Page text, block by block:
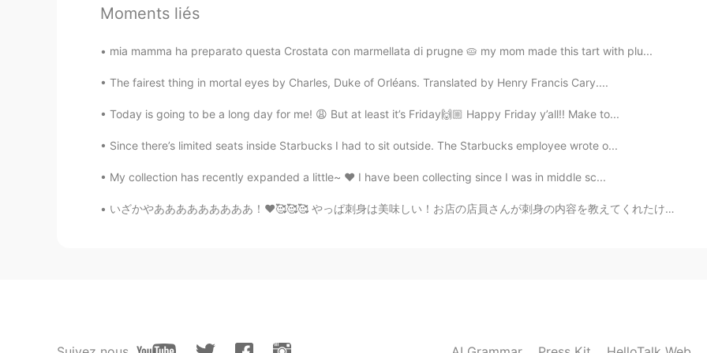
JP EN
We call it カルピス in Japan 😃
もなかmonaka 2020.08.06 14:35
JP
はるちゃん 2020.08.06 14:33
Moments liés
mia mamma ha preparato questa Crostata con marmellata di prugne 🥧 my mom made this tart with plu...
The fairest thing in mortal eyes by Charles, Duke of Orléans. Translated by Henry Francis Cary....
Today is going to be a long day for me! 😩 But at least it’s Friday🙌🏼 Happy Friday y’all!! Make to...
Since there’s limited seats inside Starbucks I had to sit outside. The Starbucks employee wrote o...
My collection has recently expanded a little~ ❤ I have been collecting since I was in middle sc...
いざかやあああああああああ！❤️🥰🥰🥰 やっぱ刺身は美味しい！お店の店員さんが刺身の内容を教えてくれたけど何言ってたのかさっぱり分からんかった😂😂😂焼き魚も美味しかった！これも何の魚かわからんけ...